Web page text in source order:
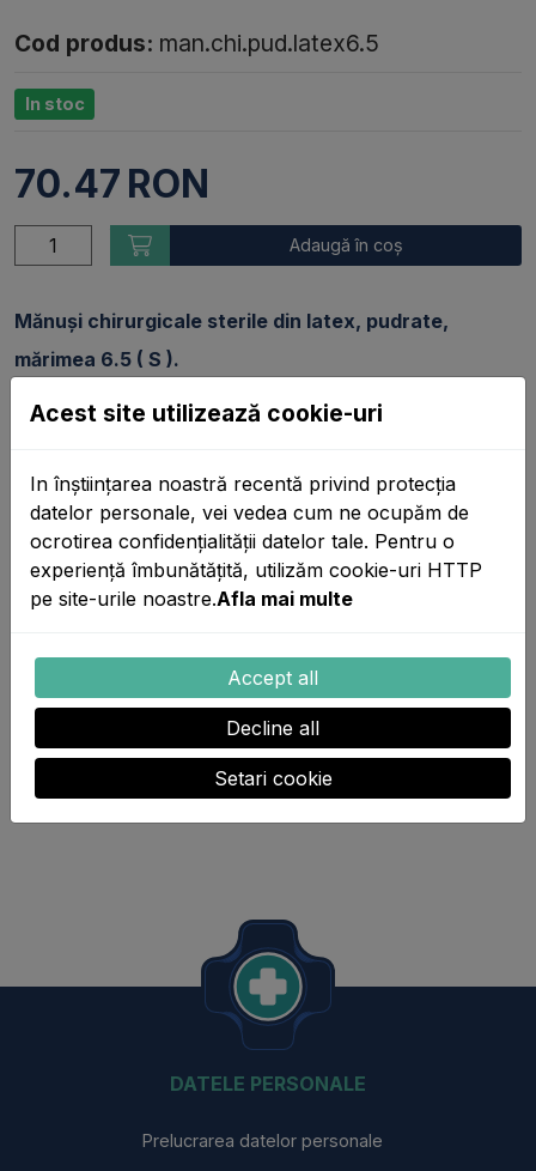
Cod produs: man.chi.pud.latex6.5
In stoc
70.47 RON
Adaugă în coș
Mănuși chirurgicale sterile din latex, pudrate,
mărimea 6.5 ( S ).
Caracteristici:
- Mănușile chirurgicale au formă anatomică, manșeta
mănușilor se mulează excelent pe antebraț;
- Sunt ambalate ermetic în perechi, garantând
sterilitatea până în momentul deschiderii lor;
examinare, diferite tipuri de terapie precum și pentru
lucrul cu materiale septice.
Ambalaj:50 perechi / cutie.
DATELE PERSONALE
Prelucrarea datelor personale
Acest site utilizează cookie-uri
In înștiințarea noastră recentă privind protecția
datelor personale, vei vedea cum ne ocupăm de
ocrotirea confidențialității datelor tale. Pentru o
experiență îmbunătățită, utilizăm cookie-uri HTTP
pe site-urile noastre.Afla mai multe
Accept all
Decline all
Setari cookie